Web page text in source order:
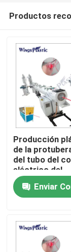
Hogar
Sobre
Productos
Producción
de la
del tubo del
eléctrico del
agua del HDPE
PPR que hace
ppr de la
Enviar